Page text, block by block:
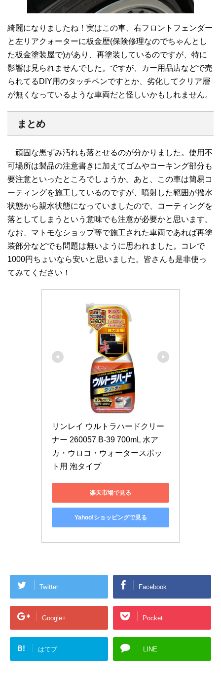
綺麗になりましたね！実はこの車、右フロントフェンダー
と左リアクォーターに板金歴(保険修理なのでちゃんとし
た板金塗装屋で)があり、再塗装しているのですが、特に
影響は見られませんでした。ですが、カー用品店などで売
られてるDIY用のタッチペンですとか、劣化してクリア層
が無くなっているような車両だと怪しいかもしれません。
まとめ
頑固な黒ずみ汚れも落とせるのが分かりました。使用不
可場所は製品の注意書きに加えてゴムやコーキング部分も
要注意といったところでしょうか。あと、この車は簡易コ
ーティングを施工しているのですが、噴射した範囲が撥水
状態から親水状態になっていましたので、コーティングを
落としてしまうという意味でも注意が必要かと思います。
なお、マトモなショップ等で施工された車両であれば再塗
装部分などでも問題は無いように思われました。コレで
1000円ちょいなら安いと思いました。皆さんも是非使っ
てみてください！
リンレイ ウルトラハードクリー
ナー 260057 B-39 700mL 水ア
カ・ウロコ・ウォータースポッ
ト用 泡タイプ
楽天市場で見る
Yahoo!ショッピングで見る
Twitter Facebook
Google+ Pocket
B! はてブ LINE